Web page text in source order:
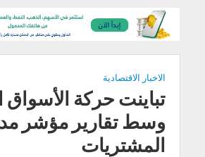
الاخبار الاقتصادية
تباينت حركة الأسواق
وسط تقارير مؤشر
المشتريات